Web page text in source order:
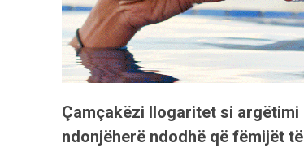
Çamçakëzi llogaritet si argëtimi
ndonjëherë ndodhë që fëmijët